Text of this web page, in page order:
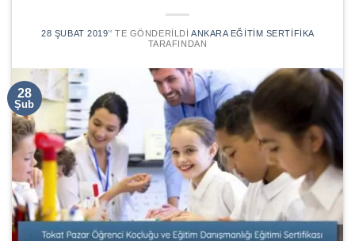
28 ŞUBAT 2019’' TE GÖNDERILDI ANKARA EĞITIM SERTIFIKA
TARAFINDAN
28
Şub